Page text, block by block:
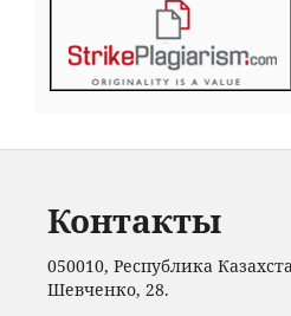
Контакты
050010, Республика
Шевченко, 28.